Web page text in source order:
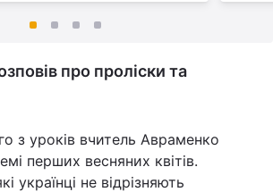
про проліски та
з уроків вчитель Авраменко
перших весняних квітів.
українці не відрізняють